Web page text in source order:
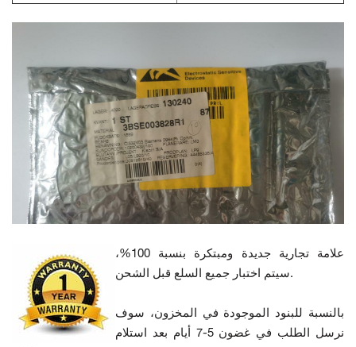
علامة تجارية جديدة ومبتكرة بنسبة 100%،
سيتم اختبار جميع السلع قبل الشحن.
بالنسبة للبنود الموجودة في المخزون، سوف
نرسل الطلب في غضون 5-7 أيام بعد استلام